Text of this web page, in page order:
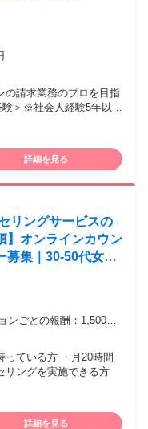
療養費明細書の作成経
ーション能力 ※雇用形態はパートです。
詳細を見る
リングサービスの
】オンラインカウン
募集｜30-50代女性
リングを実施できる方
詳細を見る